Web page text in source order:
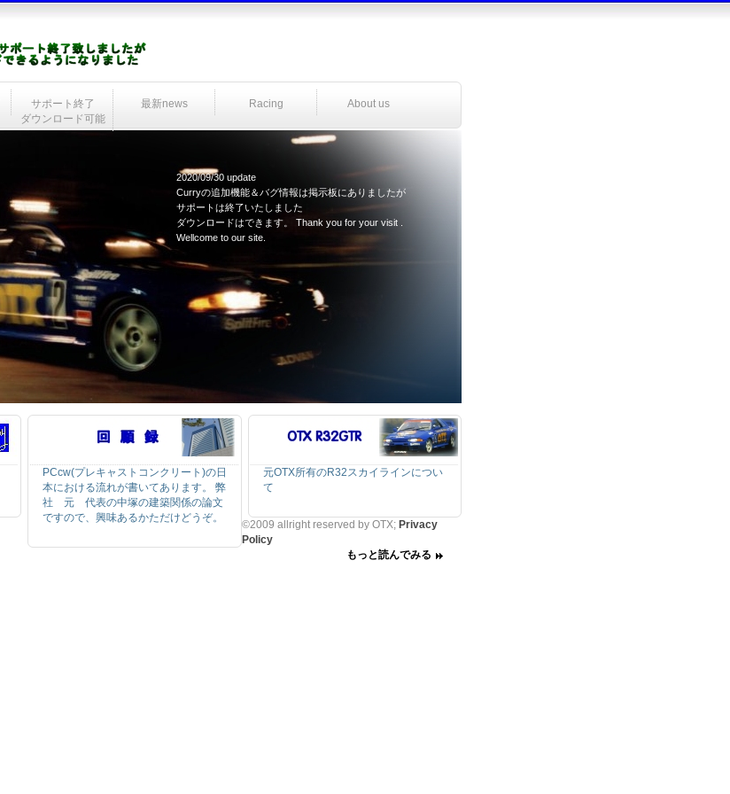
サポート終了
ダウンロード可能
最新news Racing About us
2020/09/30 update
Curryの追加機能＆バグ情報は掲示板にありましたが
サポートは終了いたしました
ダウンロードはできます。 Thank you for your visit .
Wellcome to our site.
PCcw(プレキャストコンクリート)の日
本における流れが書いてあります。 弊
社 元 代表の中塚の建築関係の論文
ですので、興味あるかただけどうぞ。
元OTX所有のR32スカイラインについ
て
もっと読んでみる
©2009 allright reserved by OTX; Privacy
Policy